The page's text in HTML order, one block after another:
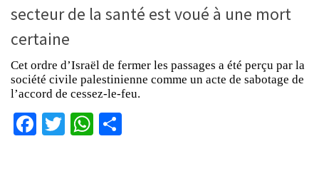
secteur de la santé est voué à une mort
certaine
Cet ordre d’Israël de fermer les passages a été perçu par la
société civile palestinienne comme un acte de sabotage de
l’accord de cessez-le-feu.
Facebook
TwitterWhatsApp